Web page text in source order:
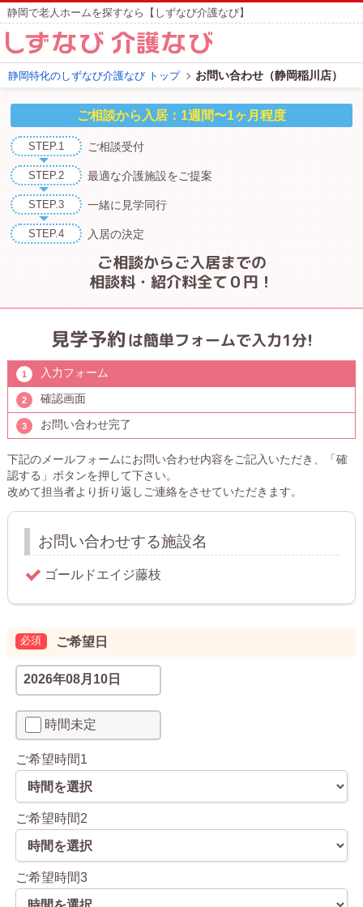
静岡で老人ホームを探すなら【しずなび介護なび】
静岡特化のしずなび介護なび トップ お問い合わせ（静岡稲川店）
STEP.1 ご相談受付
STEP.2 最適な介護施設をご提案
STEP.3 一緒に見学同行
STEP.4 入居の決定
ご相談からご入居までの
相談料・紹介料全て０円！
見学予約は簡単フォームで入力1分!
入力フォーム
確認画面
お問い合わせ完了
下記のメールフォームにお問い合わせ内容をご記入いただき、「確
認する」ボタンを押して下さい。
改めて担当者より折り返しご連絡をさせていただきます。
お問い合わせする施設名
ご希望日
時間未定
ご希望時間1
ご希望時間2
ご希望時間3